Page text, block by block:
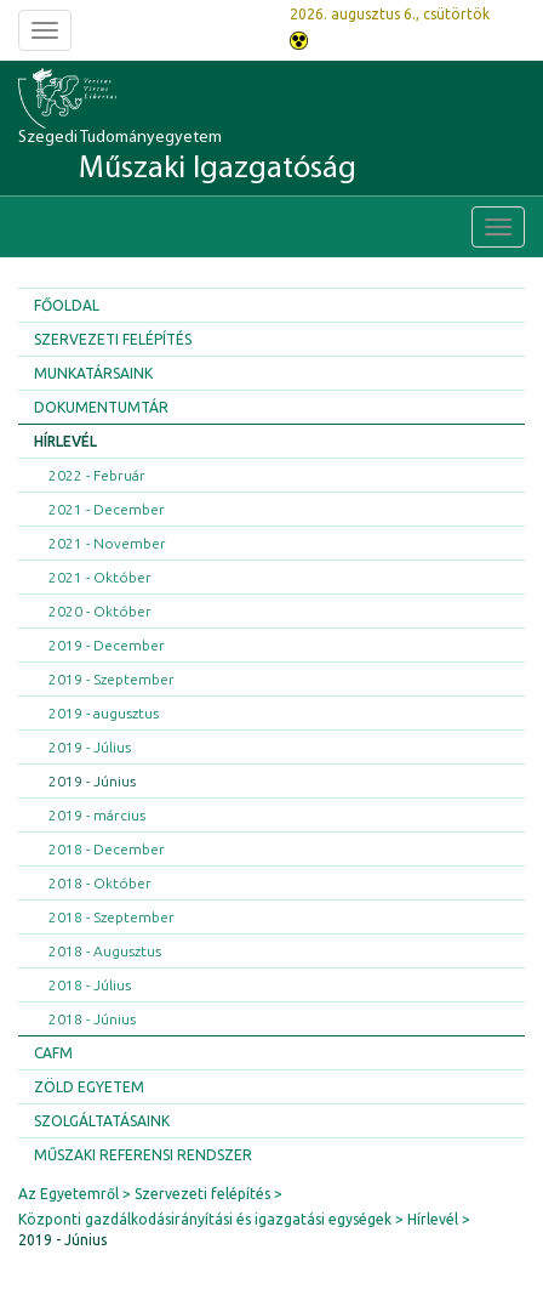
Toggle
navigation
2026. augusztus 6., csütörtök
Szegedi Tudományegyetem
Műszaki Igazgatóság
FŐOLDAL
SZERVEZETI FELÉPÍTÉS
MUNKATÁRSAINK
DOKUMENTUMTÁR
HÍRLEVÉL
2022 - Február
2021 - December
2021 - November
2021 - Október
2020 - Október
2019 - December
2019 - Szeptember
2019 - augusztus
2019 - Július
2019 - Június
2019 - március
2018 - December
2018 - Október
2018 - Szeptember
2018 - Augusztus
2018 - Július
2018 - Június
CAFM
ZÖLD EGYETEM
SZOLGÁLTATÁSAINK
MŰSZAKI REFERENSI RENDSZER
Az Egyetemről
Szervezeti felépítés
Központi gazdálkodásirányítási és igazgatási egységek
Hírlevél
2019 - Június